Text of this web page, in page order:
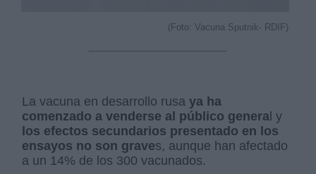
(Foto: Vacuna Sputnik- RDIF)
La vacuna en desarrollo rusaya ha
comenzado a venderse al público general y
los efectos secundarios presentado en los
ensayos no son graves, aunque han afectado
a un 14% de los 300 vacunados.